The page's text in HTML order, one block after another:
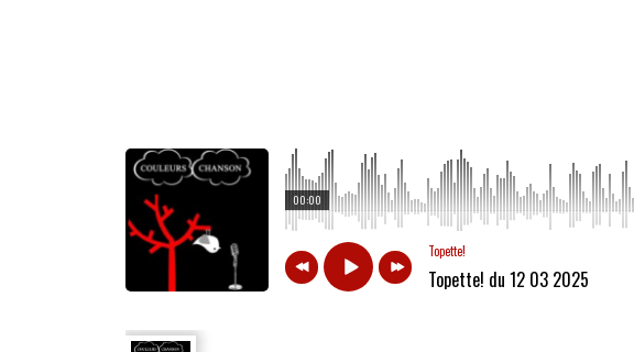
00:00
Topette!
Topette! du 12 03 2025